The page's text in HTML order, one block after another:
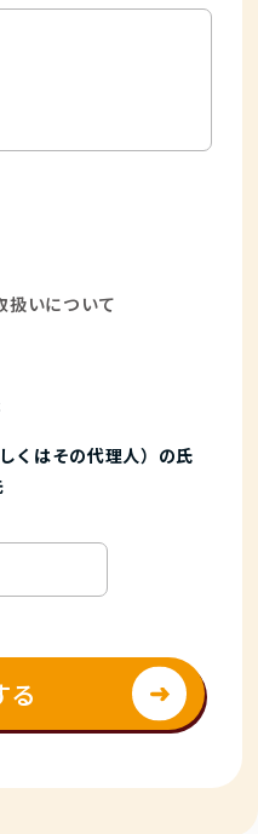
扱いについて
くはその代理人）の氏
採用に関する情報提供、
絡など）
合を除いて第三者に提供